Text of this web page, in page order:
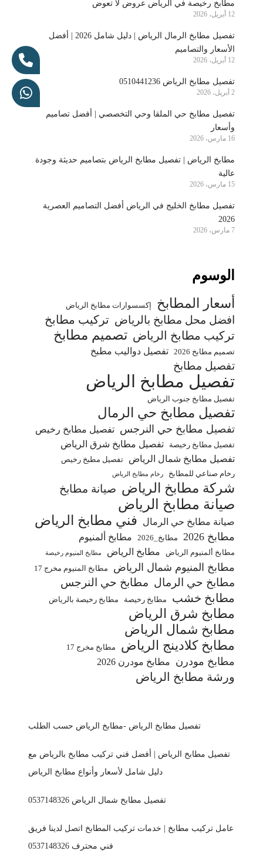
مطابخ رخيصة في الرياض عروض لا تعوض
12 أبريل، 2026
تفصيل مطابخ الرمال الرياض | دليل شامل 2026 | أفضل
الأسعار والتصاميم
12 أبريل، 2026
تفصيل مطابخ الرياض 0510441236
2 أبريل، 2026
تفصيل مطابخ حي الملقا وحي التخصصي | أفضل تصاميم
وأسعار
16 مارس، 2026
مطابخ الرياض | تفصيل مطابخ الرياض بتصاميم حديثة وجودة
عالية
15 مارس، 2026
تفصيل مطابخ الخليج في الرياض أفضل التصاميم العصرية
2026
7 مارس، 2026
الوسوم
أسعار المطابخ إكسسوارات مطابخ الرياض
افضل محل مطابخ بالرياض تركيب مطابخ
تركيب مطابخ الرياض تصميم مطابخ
تصميم مطابخ 2026 تفصيل دواليب مطبخ
تفصيل مطابخ
تفصيل مطابخ الرياض
تفصيل مطابخ جنوب الرياض
تفصيل مطابخ حي الرمال
تفصيل مطابخ حي النرجس تفصيل مطابخ رخيص
تفصيل مطابخ رخيصة
تفصيل مطابخ شرق الرياض
تفصيل مطابخ شمال الرياض
تفصيل مطبخ رخيص
رخام صناعي للمطابخ
رخام مطابخ الرياض
شركة مطابخ الرياض صيانة مطابخ
صيانة مطابخ الرياض
صيانة مطابخ حي الرمال فني مطابخ الرياض
مطابخ 2026 مطابخ_2026 مطابخ ألمنيوم
مطابخ ألمنيوم الرياض مطابخ الرياض مطابخ المنيوم رخيصة
مطابخ المنيوم شمال الرياض مطابخ المنيوم مخرج 17
مطابخ حي الرمال مطابخ حي النرجس
مطابخ خشب مطابخ رخيصة مطابخ رخيصة بالرياض
مطابخ شرق الرياض
مطابخ شمال الرياض
مطابخ كلادينج الرياض
مطابخ مخرج 17
مطابخ مودرن مطابخ مودرن 2026
ورشة مطابخ الرياض
تفصيل مطابخ الرياض -مطابخ الرياض حسب الطلب
تفصيل مطابخ الرياض | أفضل فني تركيب مطابخ بالرياض مع
دليل شامل لأسعار وأنواع مطابخ الرياض
تفصيل مطابخ شمال الرياض 0537148326
عامل تركيب مطابخ | خدمات تركيب المطابخ اتصل لدينا فريق
فني محترف 0537148326